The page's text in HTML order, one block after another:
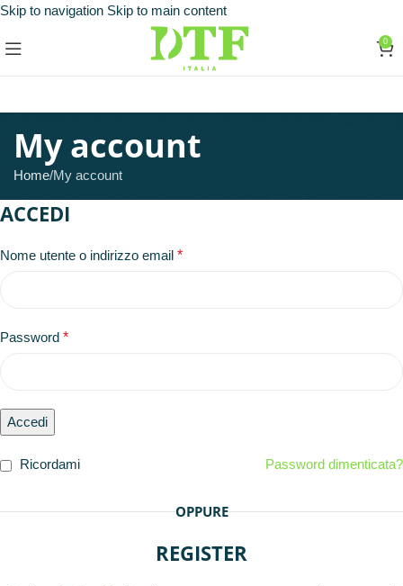
Skip to navigation Skip to main content
0
My account
Home My account
ACCEDI
Nome utente o indirizzo email *
Password *
Accedi
Password dimenticata?
Ricordami
OPPURE
REGISTER